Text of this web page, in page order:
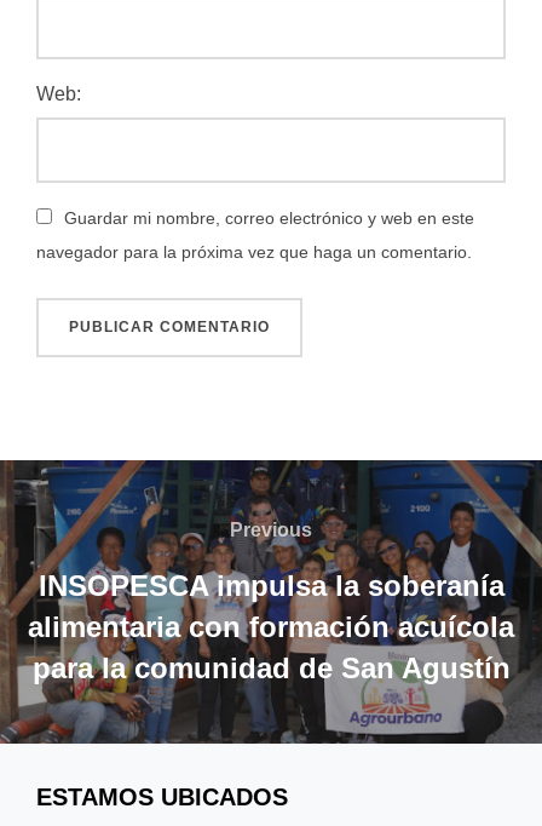
Web:
Guardar mi nombre, correo electrónico y web en este
navegador para la próxima vez que haga un comentario.
Navegación
de
entradas
Previous
Previous
INSOPESCA impulsa la soberanía
alimentaria con formación acuícola
para la comunidad de San Agustín
ESTAMOS UBICADOS